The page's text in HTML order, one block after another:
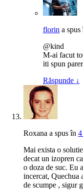
florin a spus
@kind
M-ai facut
iti spun
Răspunde ↓
Roxana a spusîn
Mai exista o
decat un izopren
o doza de suc. Eu
incercat, Quechua
de scumpe , sigur